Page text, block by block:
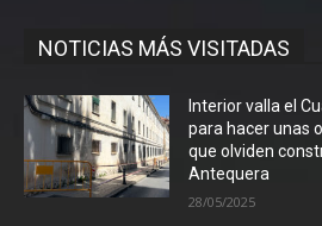
NOTICIAS MÁS VISITADAS
Interior valla el
para hacer unas
que olviden
Antequera
28/05/2025